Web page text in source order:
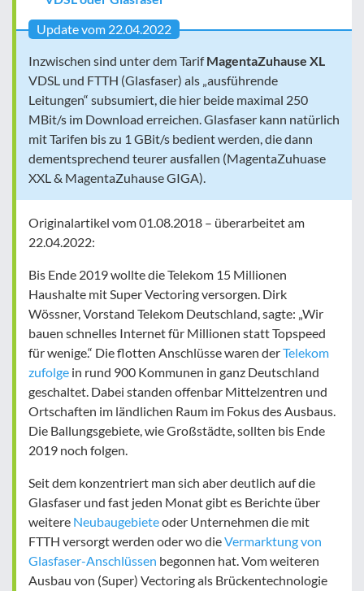
Update vom 22.04.2022
Inzwischen sind unter dem TarifMagentaZuhause XL
VDSL und FTTH (Glasfaser) als „ausführende
Leitungen“ subsumiert, die hier beide maximal 250
MBit/s im Download erreichen. Glasfaser kann natürlich
mit Tarifen bis zu 1 GBit/s bedient werden, die dann
dementsprechend teurer ausfallen (MagentaZuhuase
XXL & MagentaZuhause GIGA).
Originalartikel vom 01.08.2018 – überarbeitet am
22.04.2022:
Bis Ende 2019 wollte die Telekom 15 Millionen
Haushalte mit Super Vectoring versorgen. Dirk
Wössner, Vorstand Telekom Deutschland, sagte: „Wir
bauen schnelles Internet für Millionen statt Topspeed
für wenige.“ Die flotten Anschlüsse waren derTelekom
zufolge in rund 900 Kommunen in ganz Deutschland
geschaltet. Dabei standen offenbar Mittelzentren und
Ortschaften im ländlichen Raum im Fokus des Ausbaus.
Die Ballungsgebiete, wie Großstädte, sollten bis Ende
2019 noch folgen.
Seit dem konzentriert man sich aber deutlich auf die
Glasfaser und fast jeden Monat gibt es Berichte über
weitere Neubaugebieteoder Unternehmen die mit
FTTH versorgt werden oder wo dieVermarktung von
Glasfaser-Anschlüssen begonnen hat. Vom weiteren
Ausbau von (Super) Vectoring als Brückentechnologie